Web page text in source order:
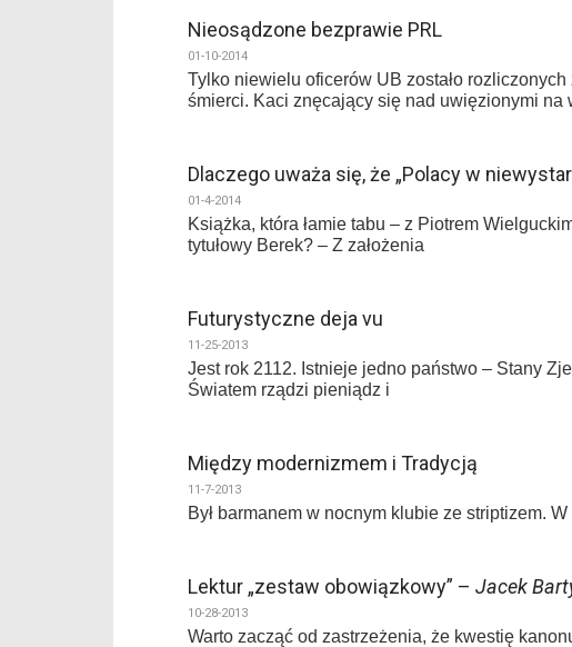
Nieosądzone bezprawie PRL
01-10-2014
Tylko niewielu oficerów UB zostało
śmierci. Kaci znęcający się nad uwięzionymi na
Dlaczego uważa się, że „Polacy w
01-4-2014
Książka, która łamie tabu – z Piotrem
tytułowy Berek? – Z założenia
Futurystyczne deja vu
11-25-2013
Jest rok 2112. Istnieje jedno państwo – Stany
Światem rządzi pieniądz i
Między modernizmem i Tradycją
11-7-2013
Był barmanem w nocnym klubie ze striptizem.
Lektur „zestaw obowiązkowy” – Jacek
10-28-2013
Warto zacząć od zastrzeżenia, że kwestię